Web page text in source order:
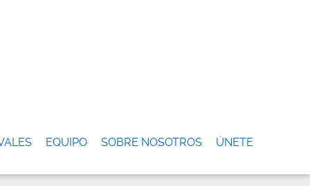
EQUIPO SOBRE NOSOTROS ÚNETE